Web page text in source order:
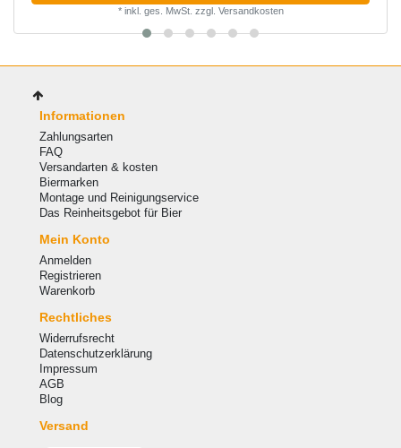
* inkl. ges. MwSt. zzgl. Versandkosten
Informationen
Zahlungsarten
FAQ
Versandarten & kosten
Biermarken
Montage und Reinigungservice
Das Reinheitsgebot für Bier
Mein Konto
Anmelden
Registrieren
Warenkorb
Rechtliches
Widerrufsrecht
Datenschutzerklärung
Impressum
AGB
Blog
Versand